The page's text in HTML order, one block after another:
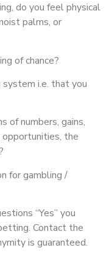
do you feel physical
palms, or
of chance?
i.e. that you
of numbers, gains,
the
for gambling /
“Yes” you
Contact the
is guaranteed.